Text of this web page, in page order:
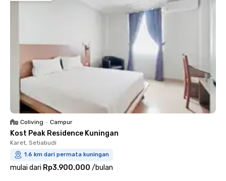
Coliving • Campur
Kost Peak Residence Kuningan
Karet, Setiabudi
1.6 km dari permata kuningan
mulai dari Rp3.900.000 /bulan